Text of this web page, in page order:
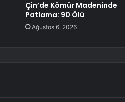
Çin’de Kömür Madeninde
Patlama: 90 Ölü
Ağustos 6, 2026